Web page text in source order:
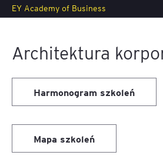
EY Academy of Business
Architektura
Harmonogram szkoleń
Mapa szkoleń